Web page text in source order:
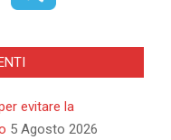
evitare la
5 Agosto 2026